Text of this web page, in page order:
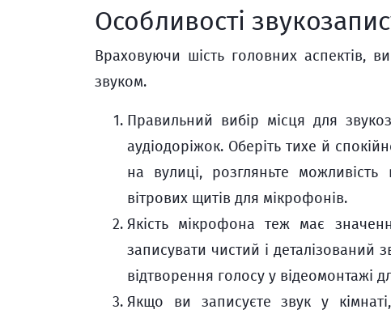
Особливості
Враховуючи шість головних аспектів,
звуком.
Правильний вибір місця для
аудіодоріжок. Оберіть тихе й
на вулиці, розгляньте
вітрових щитів для мікрофонів.
Якість мікрофона теж має
записувати чистий і деталізований
відтворення голосу у відеомонтажі
Якщо ви записуєте звук у